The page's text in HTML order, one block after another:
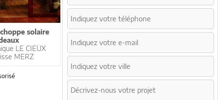
solaire
LE CIEUX
MERZ